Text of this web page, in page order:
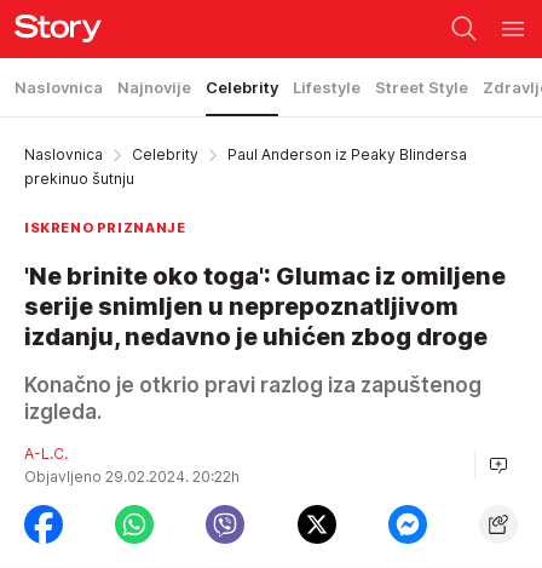
Naslovnica Najnovije Celebrity Lifestyle Street Style
Naslovnica Celebrity
Paul Anderson iz Peaky Blindersa
prekinuo šutnju
ISKRENO PRIZNANJE
'Ne brinite oko toga': Glumac iz omiljene
serije snimljen u neprepoznatljivom
izdanju, nedavno je uhićen zbog droge
Konačno je otkrio pravi razlog iza zapuštenog
izgleda.
A-L.C.
Objavljeno 29.02.2024. 20:22h